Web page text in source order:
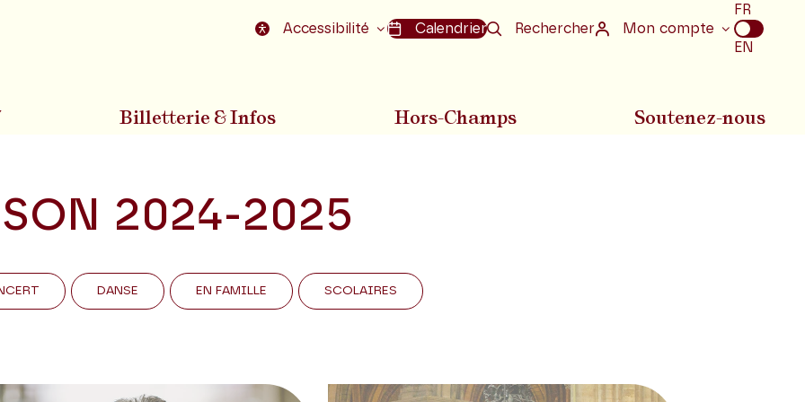
Aller au pied de la page Accessibilité Calendrier Rechercher Mon compte
Choix
de
la
FR
EN
Billetterie & Infos Hors-Champs Soutenez-nous
2024-2025
DANSE EN FAMILLE SCOLAIRES